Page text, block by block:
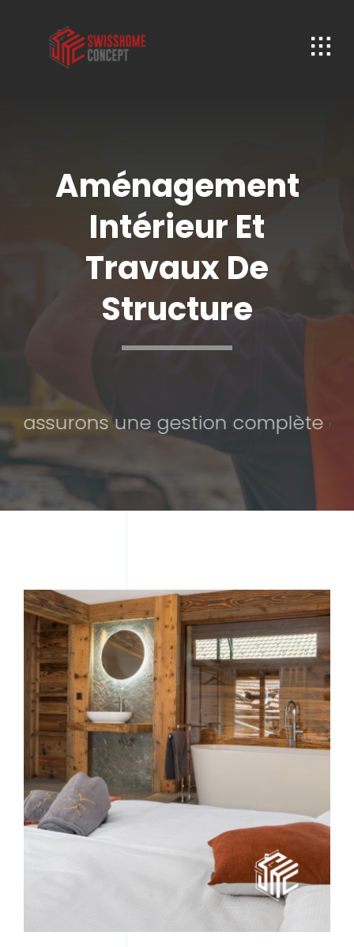
contenu
Aménagement
Intérieur Et
Travaux De
Structure
une gestion complète et